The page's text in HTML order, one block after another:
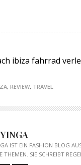
, REVIEW, TRAVEL
IST EIN FASHION BLOG
THEMEN. SIE SCHREIBT